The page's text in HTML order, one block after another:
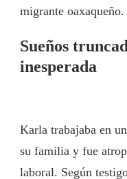
migrante oaxaqueño.
Sueños
inesperada
Karla trabajaba en un
su familia y fue
laboral. Según